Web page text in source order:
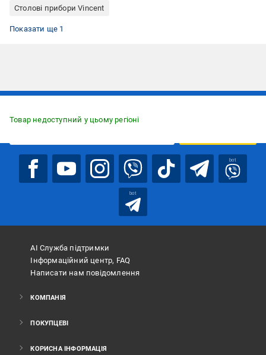
Столові прибори Vincent
Набір виделок
Показати ще 1
Товар недоступний у цьому регіоні
bot
bot
АІ Служба підтримки
Інформаційний центр, FAQ
Написати нам повідомлення
КОМПАНІЯ
ПОКУПЦЕВІ
КОРИСНА ІНФОРМАЦІЯ